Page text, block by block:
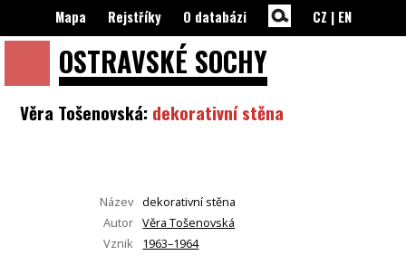
OSTRAVSKÉ SOCHY
Mapa Rejstříky O databázi CZ | EN
Věra Tošenovská: dekorativní stěna
Název dekorativní stěna
Autor Věra Tošenovská
Vznik
1963–1964